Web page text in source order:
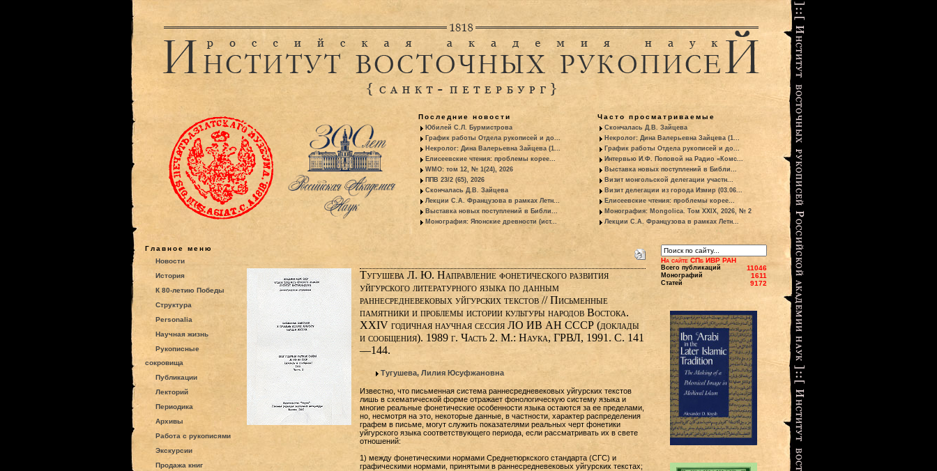
Последние новости
Юбилей С.Л. Бурмистрова
График работы Отдела рукописей и до...
Некролог: Дина Валерьевна Зайцева (1...
Елисеевские чтения: проблемы корее...
WMO: том 12, № 1(24), 2026
ППВ 23/2 (65), 2026
Скончалась Д.В. Зайцева
Лекции С.А. Французова в рамках Летн...
Выставка новых поступлений в Библи...
Монография: Японские древности (ист...
Часто просматриваемые
Скончалась Д.В. Зайцева
Некролог: Дина Валерьевна Зайцева (1...
График работы Отдела рукописей и до...
Интервью И.Ф. Поповой на Радио «Комс...
Выставка новых поступлений в Библи...
Визит монгольской делегации участн...
Визит делегации из города Измир (03.06...
Елисеевские чтения: проблемы корее...
Монография: Mongolica. Том XXIX, 2026, № 2
Лекции С.А. Французова в рамках Летн...
Главное меню
Новости
История
К 80-летию Победы
Структура
Personalia
Научная жизнь
Рукописные
сокровища
Публикации
Лекторий
Периодика
Архивы
Работа с рукописями
Экскурсии
Продажа книг
Тугушева Л. Ю. Направление фонетического развития
уйгурского литературного языка по данным
раннесредневековых уйгурских текстов // Письменные
памятники и проблемы истории культуры народов Востока.
XXIV годичная научная сессия ЛО ИВ АН СССР (доклады
и сообщения). 1989 г. Часть 2. М.: Наука, ГРВЛ, 1991. С. 141
—144.
Тугушева, Лилия Юсуфжановна
Известно, что письменная система раннесредневековых уйгурских текстов
лишь в схематической форме отражает фонологическую систему языка и
многие реальные фонетические особенности языка остаются за ее пределами,
но, несмотря на это, некоторые данные, в частности, характер распределения
графем в письме, могут служить показателями реальных черт фонетики
уйгурского языка соответствующего периода, если рассматривать их в свете
отношений:
1) между фонетическими нормами Среднетюркского стандарта (СГС) и
графическими нормами, принятыми в раннесредневековых уйгурских текстах;
На сайте СПб ИВР РАН
Всего публикаций 11046
Монографий 1611
Статей 9172